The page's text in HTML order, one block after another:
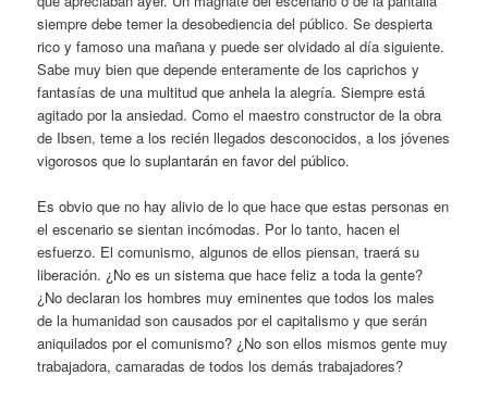
siempre debe temer la desobediencia del público. Se despierta
rico y famoso una mañana y puede ser olvidado al día siguiente.
Sabe muy bien que depende enteramente de los caprichos y
fantasías de una multitud que anhela la alegría. Siempre está
agitado por la ansiedad. Como el maestro constructor de la obra
de Ibsen, teme a los recién llegados desconocidos, a los jóvenes
vigorosos que lo suplantarán en favor del público.
Es obvio que no hay alivio de lo que hace que estas personas en
el escenario se sientan incómodas. Por lo tanto, hacen el
esfuerzo. El comunismo, algunos de ellos piensan, traerá su
liberación. ¿No es un sistema que hace feliz a toda la gente?
¿No declaran los hombres muy eminentes que todos los males
de la humanidad son causados por el capitalismo y que serán
aniquilados por el comunismo? ¿No son ellos mismos gente muy
trabajadora, camaradas de todos los demás trabajadores?